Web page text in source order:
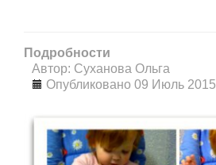
Подробности
Автор: Суханова Ольга
Опубликовано 09 Июль 2015